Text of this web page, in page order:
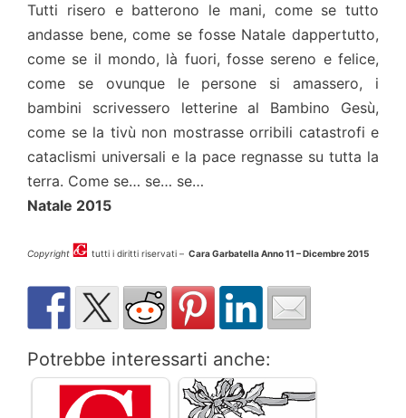
Tutti risero e batterono le mani, come se tutto
andasse bene, come se fosse Natale dappertutto,
come se il mondo, là fuori, fosse sereno e felice,
come se ovunque le persone si amassero, i
bambini scrivessero letterine al Bambino Gesù,
come se la tivù non mostrasse orribili catastrofi e
cataclismi universali e la pace regnasse su tutta la
terra. Come se… se… se…
Natale 2015
Copyright tutti i diritti riservati – Cara Garbatella Anno 11 – Dicembre 2015
Potrebbe interessarti anche: